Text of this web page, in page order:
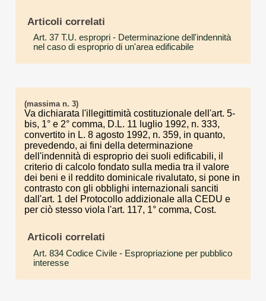
Articoli correlati
Art. 37 T.U. espropri - Determinazione dell'indennità
nel caso di esproprio di un'area edificabile
(massima n. 3)
Va dichiarata l'illegittimità costituzionale dell'art. 5-
bis, 1° e 2° comma, D.L. 11 luglio 1992, n. 333,
convertito in L. 8 agosto 1992, n. 359, in quanto,
prevedendo, ai fini della determinazione
dell'indennità di esproprio dei suoli edificabili, il
criterio di calcolo fondato sulla media tra il valore
dei beni e il reddito dominicale rivalutato, si pone in
contrasto con gli obblighi internazionali sanciti
dall'art. 1 del Protocollo addizionale alla CEDU e
per ciò stesso viola l'art. 117, 1° comma, Cost.
Articoli correlati
Art. 834 Codice Civile - Espropriazione per pubblico
interesse